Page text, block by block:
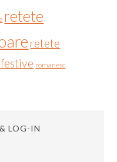
retete
retete
romanesc
LOG-IN